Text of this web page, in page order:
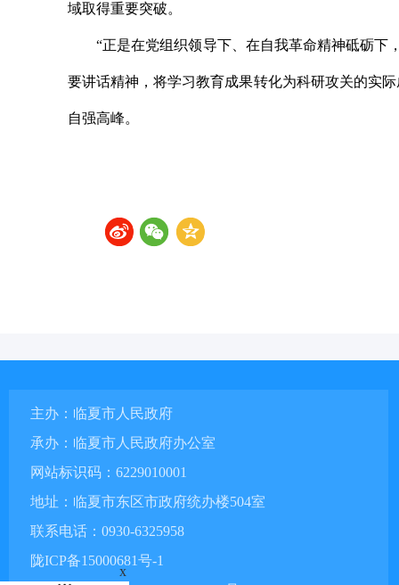
域取得重要突破。
“正是在党组织领导下、在自我革命精神砥砺下
要讲话精神，将学习教育成果转化为科研攻关的实
自强高峰。
主办：临夏市人民政府
承办：临夏市人民政府办公室
网站标识码：6229010001
地址：临夏市东区市政府统办楼504室
联系电话：0930-6325958
陇ICP备15000681号-1
x